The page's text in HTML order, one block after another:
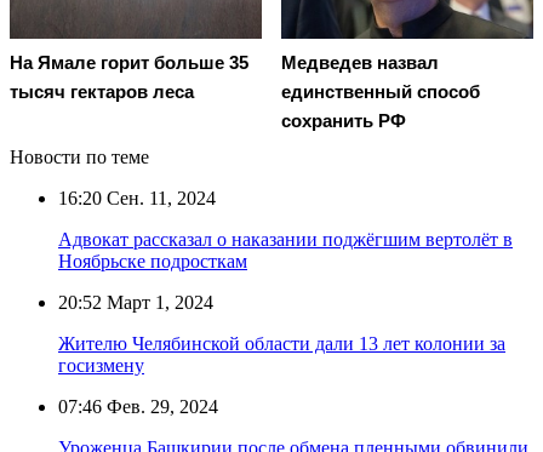
На Ямале горит больше 35
тысяч гектаров леса
Медведев назвал
единственный способ
сохранить РФ
Новости по теме
16:20 Сен. 11, 2024
Адвокат рассказал о наказании поджёгшим вертолёт в
Ноябрьске подросткам
20:52 Март 1, 2024
Жителю Челябинской области дали 13 лет колонии за
госизмену
07:46 Фев. 29, 2024
Уроженца Башкирии после обмена пленными обвинили